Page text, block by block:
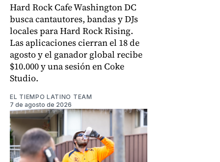
Hard Rock Cafe Washington DC
busca cantautores, bandas y DJs
locales para Hard Rock Rising.
Las aplicaciones cierran el 18 de
agosto y el ganador global recibe
$10.000 y una sesión en Coke
Studio.
EL TIEMPO LATINO TEAM
7 de agosto de 2026